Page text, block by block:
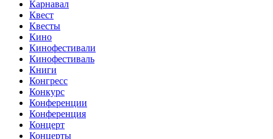
Карнавал
Квест
Квесты
Кино
Кинофестивали
Кинофестиваль
Книги
Конгресс
Конкурс
Конференции
Конференция
Концерт
Концерты